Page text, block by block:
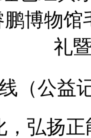
公益
，弘扬